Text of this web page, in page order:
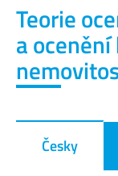
Teorie
a
Česky